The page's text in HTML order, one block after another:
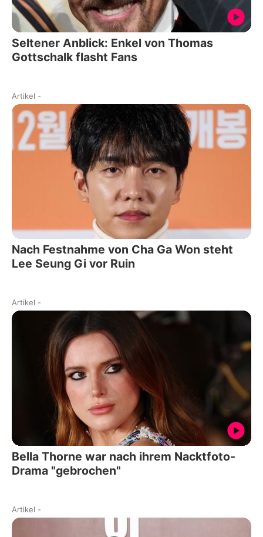
Seltener Anblick: Enkel von Thomas
Gottschalk flasht Fans
Artikel -
Nach Festnahme von Cha Ga Won steht
Lee Seung Gi vor Ruin
Artikel -
Bella Thorne war nach ihrem Nacktfoto-
Drama "gebrochen"
Artikel -